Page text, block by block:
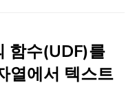
함수(UDF)를
열에서 텍스트